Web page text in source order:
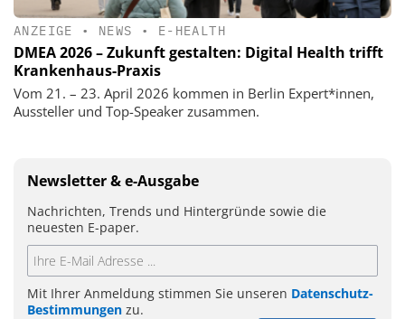
ANZEIGE • NEWS • E-HEALTH
DMEA 2026 – Zukunft gestalten: Digital Health trifft
Krankenhaus-Praxis
Vom 21. – 23. April 2026 kommen in Berlin Expert*innen,
Aussteller und Top-Speaker zusammen.
Newsletter & e-Ausgabe
Nachrichten, Trends und Hintergründe sowie die
neuesten E-paper.
Mit Ihrer Anmeldung stimmen Sie unseren Datenschutz-
Bestimmungen zu.